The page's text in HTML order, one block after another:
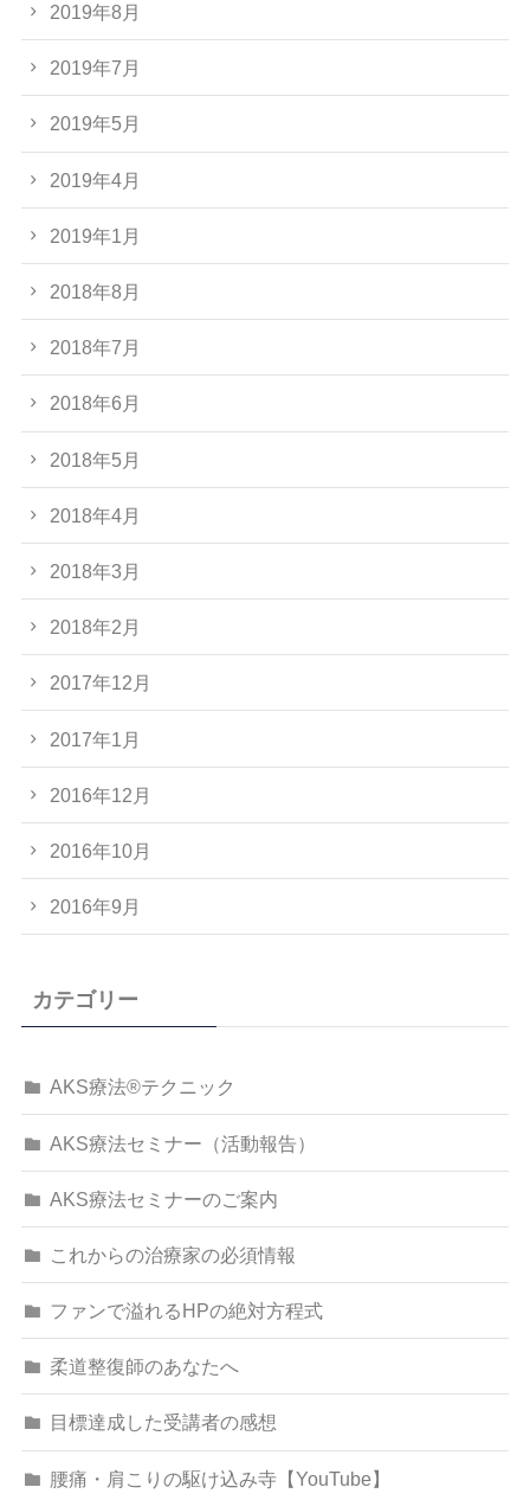
2019年8月
2019年7月
2019年5月
2019年4月
2019年1月
2018年8月
2018年7月
2018年6月
2018年5月
2018年4月
2018年3月
2018年2月
2017年12月
2017年1月
2016年12月
2016年10月
2016年9月
カテゴリー
AKS療法®テクニック
AKS療法セミナー（活動報告）
AKS療法セミナーのご案内
これからの治療家の必須情報
ファンで溢れるHPの絶対方程式
柔道整復師のあなたへ
目標達成した受講者の感想
腰痛・肩こりの駆け込み寺【YouTube】